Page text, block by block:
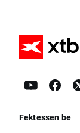
Fektessen be